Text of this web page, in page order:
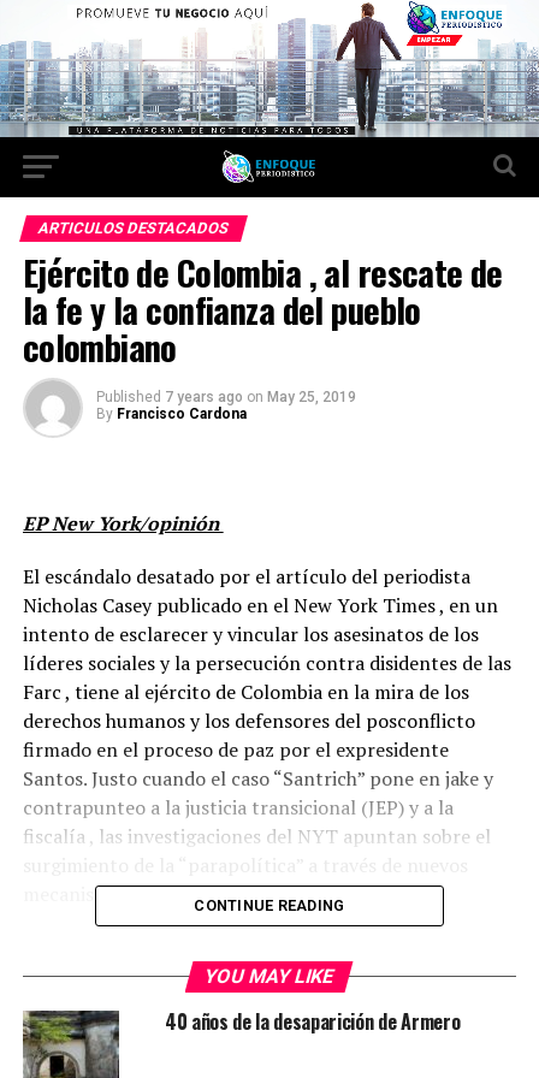
ARTICULOS DESTACADOS
Ejército de Colombia , al rescate de
la fe y la confianza del pueblo
colombiano
Published 7 years ago on May 25, 2019
By Francisco Cardona
EP New York/opinión
El escándalo desatado por el artículo del periodista
Nicholas Casey publicado en el New York Times , en un
intento de esclarecer y vincular los asesinatos de los
líderes sociales y la persecución contra disidentes de las
Farc , tiene al ejército de Colombia en la mira de los
derechos humanos y los defensores del posconflicto
firmado en el proceso de paz por el expresidente
Santos. Justo cuando el caso “Santrich” pone en jake y
contrapunteo a la justicia transicional (JEP) y a la
fiscalía , las investigaciones del NYT apuntan sobre el
mecanismos implantados por el ejército.
profundamente sobre el tema de la paz en Colombia ,
parten de una serie de contradicciones y amenazas que
emanan de la Justicia Especial de paz(JEP), de los líderes
de las Farc y de las organizaciones que defienden el
CONTINUE READING
YOU MAY LIKE
40 años de la desaparición de Armero